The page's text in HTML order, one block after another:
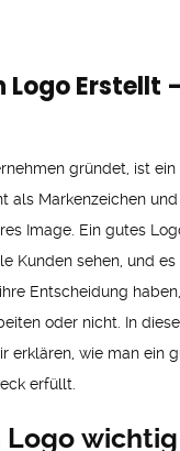
Logo Erstellt
gründet, ist ein
als Markenzeichen
Image. Ein gutes
Kunden sehen, und es
Entscheidung
oder nicht. In
erklären, wie man ein
erfüllt.
Logo